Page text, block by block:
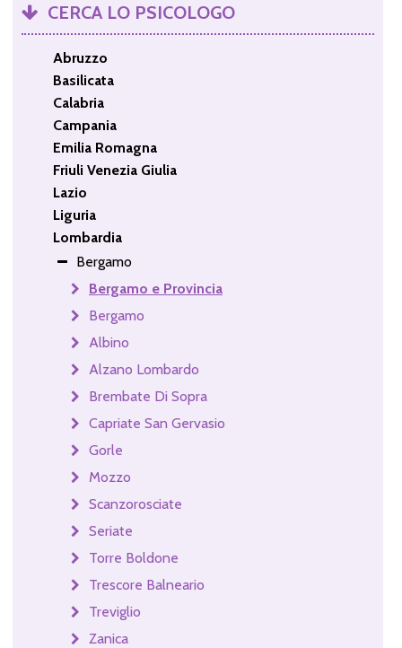
CERCA LO PSICOLOGO
Abruzzo
Basilicata
Calabria
Campania
Emilia Romagna
Friuli Venezia Giulia
Lazio
Liguria
Lombardia
Bergamo
Bergamo e Provincia
Bergamo
Albino
Alzano Lombardo
Brembate Di Sopra
Capriate San Gervasio
Gorle
Mozzo
Scanzorosciate
Seriate
Torre Boldone
Trescore Balneario
Treviglio
Zanica